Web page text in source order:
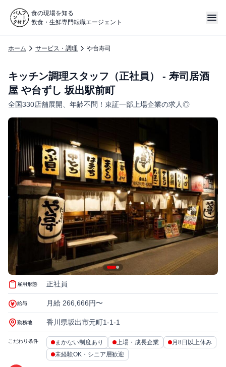
食の現場を知る
飲食・生鮮専門転職エージェント
ホーム サービス・調理 や台寿司
キッチン調理スタッフ（正社員） - 寿司居酒
屋 や台ずし 坂出駅前町
全国330店舗展開、年齢不問！東証一部上場企業の求人◎
雇用形態 正社員
給与 月給 266,666円〜
勤務地 香川県坂出市元町1-1-1
こだわり条件 まかない制度あり 上場・成長企業
月8日以上休み
未経験OK・シニア層歓迎